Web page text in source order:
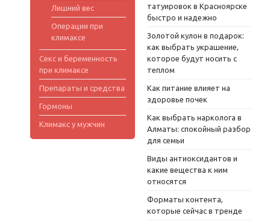
Лишний вес
Операции при
климаксе
Секс и беременность
при климаксе
Препараты и средства
Гормоны
Климакс у мужчин
татуировок в Красноярске
быстро и надежно
Золотой кулон в подарок:
как выбрать украшение,
которое будут носить с
теплом
Как питание влияет на
здоровье почек
Как выбрать нарколога в
Алматы: спокойный разбор
для семьи
Виды антиоксидантов и
какие вещества к ним
относятся
Форматы контента,
которые сейчас в тренде